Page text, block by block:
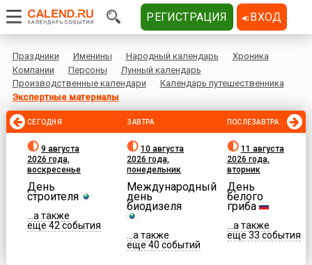
Праздники Именины Народный календарь
Хроника
Компании
Персоны
Лунный календарь
Производственные календари
Календарь путешественника
Экспертные материалы
СЕГОДНЯ
9 августа
2026 года,
воскресенье
День
строителя
...а также
еще 42 события
ЗАВТРА
10 августа
2026 года,
понедельник
Международный
день
биодизеля
...а также
еще 40 событий
ПОСЛЕЗАВТРА
11 августа
2026 года,
вторник
День
белого
гриба
...а также
еще 33 события
РЕГИСТРАЦИЯ ВХОД